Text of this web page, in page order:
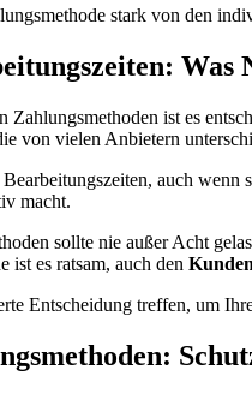
stark von den
Was
ist es
von vielen Anbietern
auch
macht.
sollte nie außer Acht
ist es ratsam, auch den
Entscheidung treffen, um